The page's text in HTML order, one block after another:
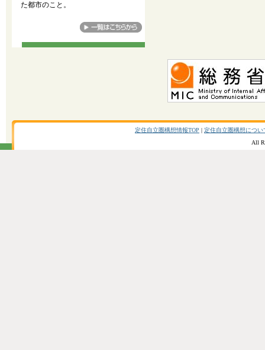
た都市のこと。
定住自立圏構想情報TOP | 定住自立圏構想につい
All